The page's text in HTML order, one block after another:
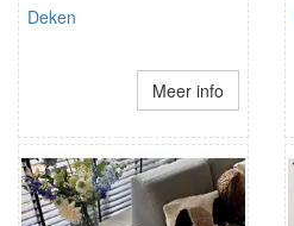
Deken
Meer info